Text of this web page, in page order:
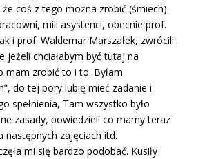
że coś z tego można zrobić (śmiech).
mili asystenci, obecnie prof.
i prof. Waldemar Marszałek, zwrócili
jeżeli chciałabym być tutaj na
mam zrobić to i to. Byłam
do tej pory lubię mieć zadanie i
spełnienia, Tam wszystko było
zasady, powiedzieli co mamy teraz
następnych zajęciach itd.
mi się bardzo podobać. Kusiły